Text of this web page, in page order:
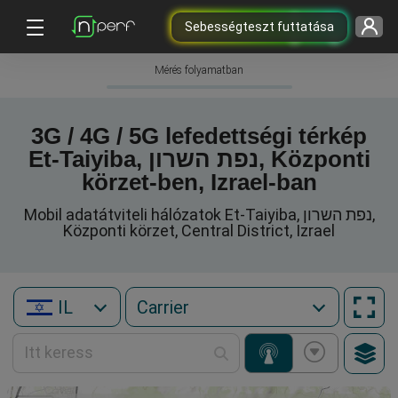
Sebességteszt futtatása
Mérés folyamatban
3G / 4G / 5G lefedettségi térkép
Et-Taiyiba, נפת השרון, Központi
körzet-ben, Izrael-ban
Mobil adatátviteli hálózatok Et-Taiyiba, נפת השרון,
Központi körzet, Central District, Izrael
IL